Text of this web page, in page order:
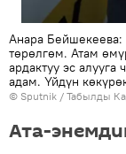
Анара
төрөлгөм. Атам
ардактуу эс
адам. Үйдүн
© Sputnik / Табылды
Ата-